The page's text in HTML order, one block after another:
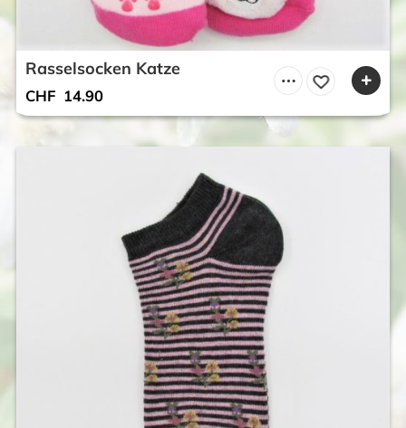
Rasselsocken Katze
CHF 14.90